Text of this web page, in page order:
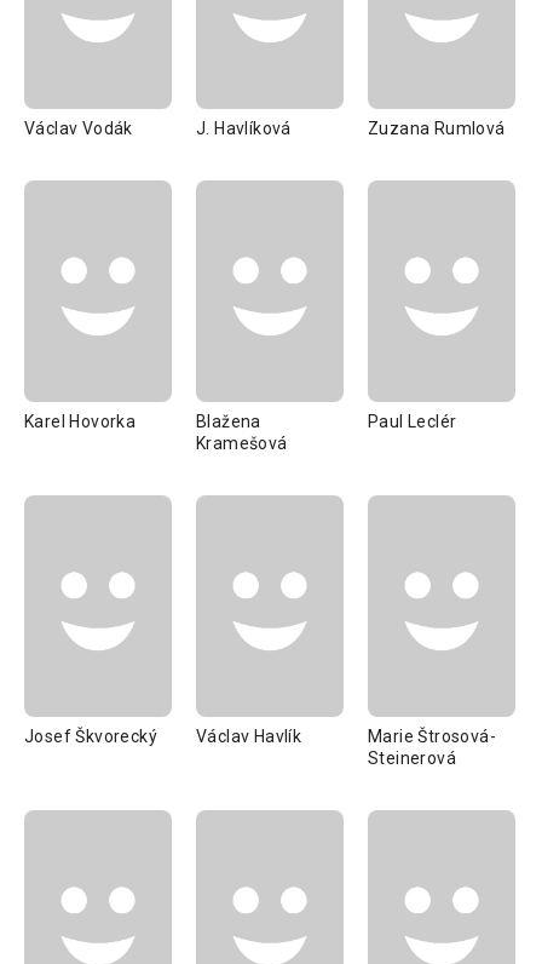
Václav Vodák J. Havlíková Zuzana Rumlová
Karel Hovorka
Blažena
Kramešová
Paul Leclér
Josef Škvorecký Václav Havlík
Marie Štrosová-
Steinerová